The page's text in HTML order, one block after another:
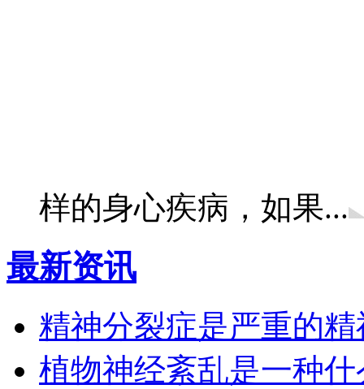
样的身心疾病，如果...
最新资讯
精神分裂症是严重的
植物神经紊乱是一种